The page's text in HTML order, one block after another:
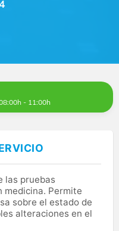
- 11:00h
las pruebas
medicina. Permite
sobre el estado de
alteraciones en el